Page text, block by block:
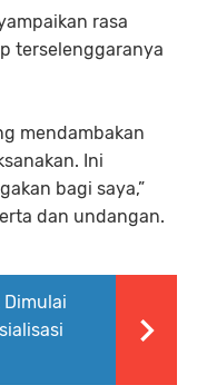
rasa
terselenggaranya
mendambakan
Ini
bagi saya,”
dan undangan.